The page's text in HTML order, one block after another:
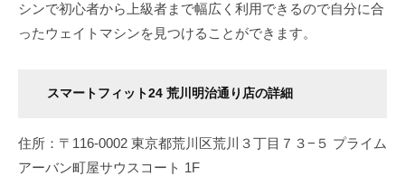
シンで初心者から上級者まで幅広く利用できるので自分に合
ったウェイトマシンを見つけることができます。
スマートフィット24 荒川明治通り店の詳細
住所：〒116-0002 東京都荒川区荒川３丁目７３−５ プライム
アーバン町屋サウスコート 1F